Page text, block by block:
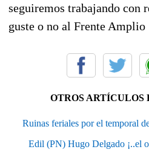
seguiremos trabajando con
guste o no al Frente Amplio
OTROS ARTÍCULOS
Ruinas feriales por el temporal
Edil (PN) Hugo Delgado ¡..el